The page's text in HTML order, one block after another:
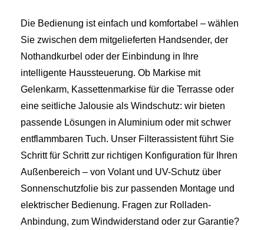
Die Bedienung ist einfach und komfortabel – wählen
Sie zwischen dem mitgelieferten Handsender, der
Nothandkurbel oder der Einbindung in Ihre
intelligente Haussteuerung. Ob Markise mit
Gelenkarm, Kassettenmarkise für die Terrasse oder
eine seitliche Jalousie als Windschutz: wir bieten
passende Lösungen in Aluminium oder mit schwer
entflammbaren Tuch. Unser Filterassistent führt Sie
Schritt für Schritt zur richtigen Konfiguration für Ihren
Außenbereich – von Volant und UV-Schutz über
Sonnenschutzfolie bis zur passenden Montage und
elektrischer Bedienung. Fragen zur Rolladen-
Anbindung, zum Windwiderstand oder zur Garantie?